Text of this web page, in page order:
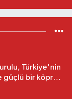
Türkiye'nin
güçlü bir köprü